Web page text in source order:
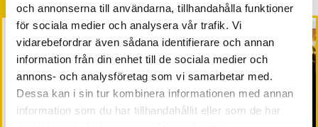
och annonserna till användarna, tillhandahålla funktioner
för sociala medier och analysera vår trafik. Vi
vidarebefordrar även sådana identifierare och annan
information från din enhet till de sociala medier och
annons- och analysföretag som vi samarbetar med.
Dessa kan i sin tur kombinera informationen med annan
information som du har tillhandahållit eller som de har
Andra köpte också
BÄSTSÄLJARE